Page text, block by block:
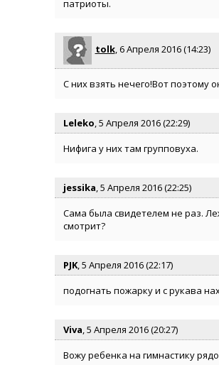
патриоты.
tolk, 6 Апреля 2016 (14:23)
С них взять нечего!Вот поэтому
Leleko, 5 Апреля 2016 (22:29)
Нифига у них там групповуха.
jessika, 5 Апреля 2016 (22:25)
Сама была свидетелем не раз.
смотрит?
PJK, 5 Апреля 2016 (22:17)
подогнать пожарку и с рукава
Viva, 5 Апреля 2016 (20:27)
Вожу ребенка на гимнастику